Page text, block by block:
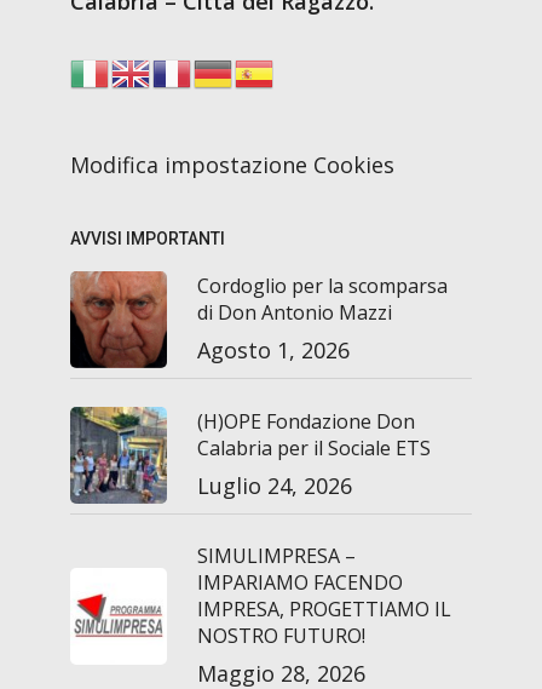
Modifica impostazione Cookies
AVVISI IMPORTANTI
Cordoglio per la scomparsa
di Don Antonio Mazzi
Agosto 1, 2026
(H)OPE Fondazione Don
Calabria per il Sociale ETS
Luglio 24, 2026
SIMULIMPRESA –
IMPARIAMO FACENDO
IMPRESA, PROGETTIAMO IL
NOSTRO FUTURO!
Maggio 28, 2026